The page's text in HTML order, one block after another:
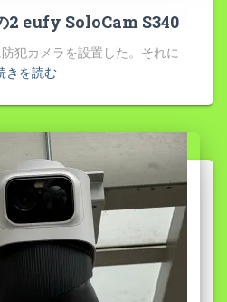
2 eufy SoloCam S340
犯カメラを設置した。それに
きを読む